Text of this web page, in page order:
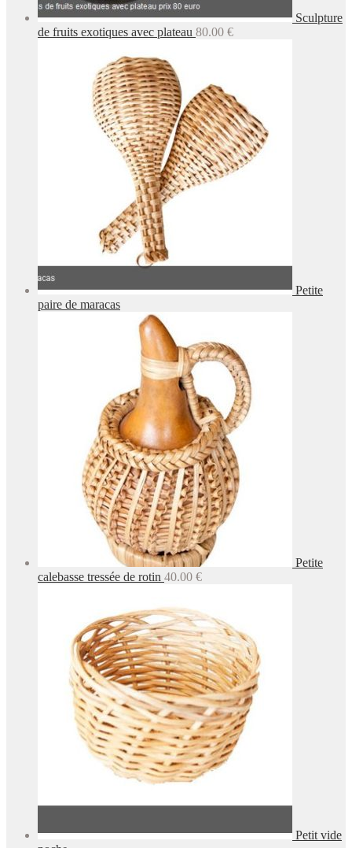
Sculpture
de fruits exotiques avec plateau 80.00 €
Petite
paire de maracas
Petite
calebasse tressée de rotin 40.00 €
Petit vide